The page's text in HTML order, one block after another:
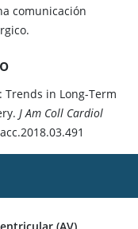
comunicación
: Trends in Long-Term
J Am Coll Cardiol